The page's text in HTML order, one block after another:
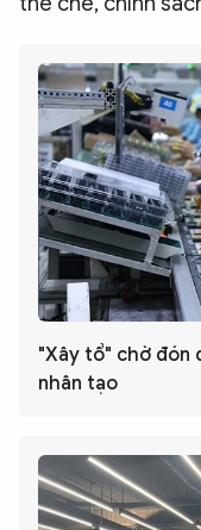
"Xây tổ" chờ đón
nhân tạo